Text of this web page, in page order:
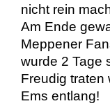
nicht rein
Am Ende
Meppener
wurde 2 Tage
Freudig traten
Ems entlang!